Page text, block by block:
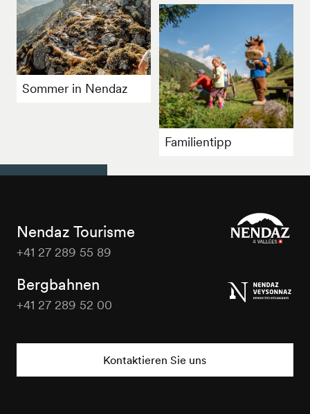
Sommer in Nendaz
Familientipp
Nendaz Tourisme
+41 27 289 55 89
Bergbahnen
+41 27 289 52 00
Kontaktieren Sie uns